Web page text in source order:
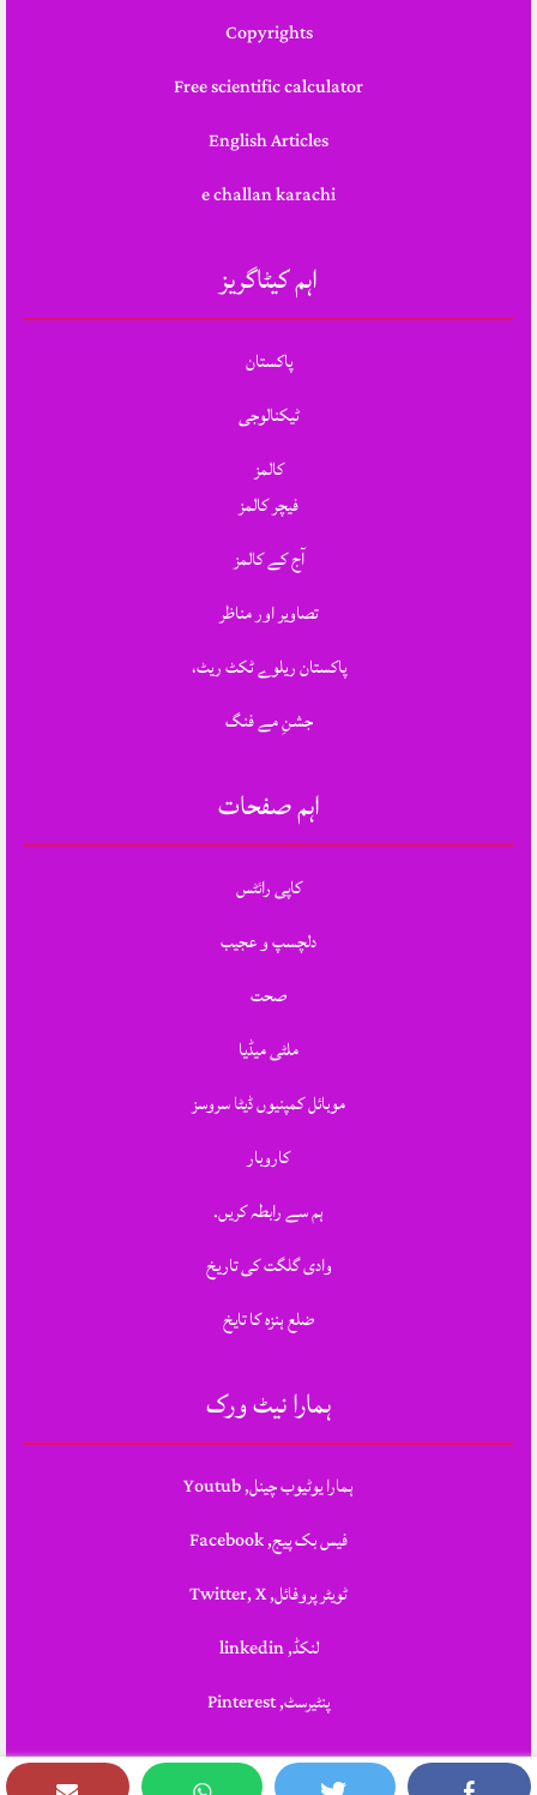
Copyrights
Free scientific calculator
English Articles
e challan karachi
اہم کیٹاگریز
پاکستان
ٹیکنالوجی
کالمز
فیچر کالمز
آج کے کالمز
تصاویر اور مناظر
پاکستان ریلوے ٹکٹ ریٹ،
جشنِ مے فنگ
اہم صفحات
کاپی رائٹس
دلچسپ و عجیب
صحت
ملٹی میڈیا
موبائل کمپنیوں ڈیٹا سروسز
کاروبار
ہم سے رابطہ کریں.
وادی گلگت کی تاریخ
ضلع ہنزہ کا تایخ
ہمارا نیٹ ورک
ہمارا یوٹیوب چینل, Youtub
فیس بک پیج, Facebook
ٹویٹر پروفائل, Twitter, X
لنکڈ, linkedin
پنٹیرسٹ, Pinterest
Theme Designed & Developed BySTYLOTHEMES